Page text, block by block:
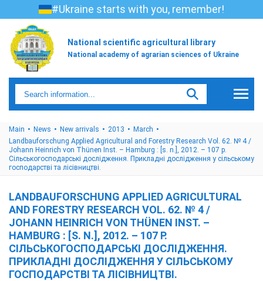
#Ukraine starts with you, remember!
National scientific agricultural library
National academy of agrarian sciences of Ukraine
Main News New arrivals 2013
March
Landbauforschung Applied Agricultural and Forestry Research Vol. 62. № 4 /
Johann Heinrich von Thünen Inst. – Hamburg : [s. n.], 2012. – 107 р.
Сільськогосподарські дослідження. Прикладні дослідження у сільському
господарстві та лісівництві.
LANDBAUFORSCHUNG APPLIED AGRICULTURAL
AND FORESTRY RESEARCH VOL. 62. № 4 /
JOHANN HEINRICH VON THÜNEN INST. –
HAMBURG : [S. N.], 2012. – 107 Р.
СІЛЬСЬКОГОСПОДАРСЬКІ ДОСЛІДЖЕННЯ.
ПРИКЛАДНІ ДОСЛІДЖЕННЯ У СІЛЬСЬКОМУ
ГОСПОДАРСТВІ ТА ЛІСІВНИЦТВІ.